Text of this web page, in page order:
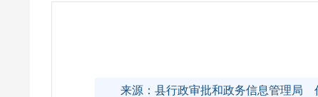
来源：县行政审批和政务信息管理局